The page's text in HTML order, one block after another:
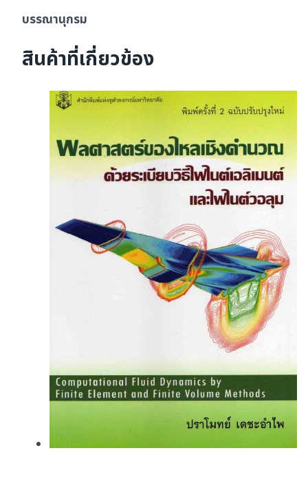
บรรณานุกรม
สินค้าที่เกี่ยวข้อง